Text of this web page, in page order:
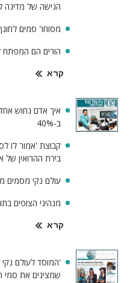
הגישה של מדינה
מסוחר סמים
הורים הם המפתח
קרא
איך אדם נחוש
ב-40%
קבוצת 'אמור לו
בירת ההרואין של
עולם נקי מסמים
מנהיגי הצופים
קרא
'המוסד לעולם
שמציגים את סמי